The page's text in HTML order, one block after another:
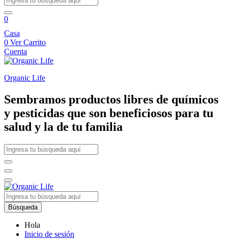
0
Casa
0 Ver Carrito
Cuenta
Organic Life
Sembramos productos libres de químicos
y pesticidas que son beneficiosos para tu
salud y la de tu familia
Búsqueda
Hola
Inicio de sesión